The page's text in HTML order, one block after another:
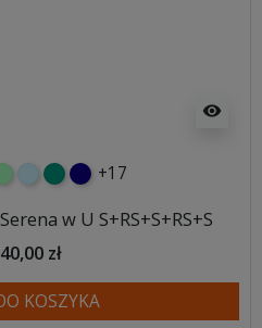
visibility
błękitnyturkusowy
granatowy
+17
w U S+RS+S+RS+S
zł
KOSZYKA